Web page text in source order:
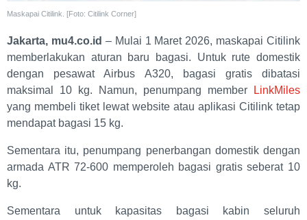
Maskapai Citilink. [Foto: Citilink Corner]
Jakarta, mu4.co.id – Mulai 1 Maret 2026, maskapai Citilink
memberlakukan aturan baru bagasi. Untuk rute domestik
dengan pesawat Airbus A320, bagasi gratis dibatasi
maksimal 10 kg. Namun, penumpang member
LinkMiles
yang membeli tiket lewat website atau aplikasi Citilink tetap
mendapat bagasi 15 kg.
Sementara itu, penumpang penerbangan domestik dengan
armada ATR 72-600 memperoleh bagasi gratis seberat 10
kg.
Sementara untuk kapasitas bagasi kabin seluruh